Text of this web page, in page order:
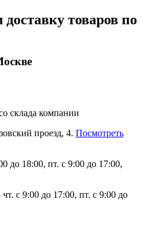
товаров по
склада компании
проезд, 4. Посмотреть
до 18:00, пт. с 9:00 до 17:00,
с 9:00 до 17:00, пт. с 9:00 до